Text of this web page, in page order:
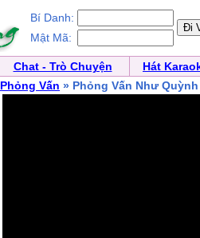
Bí Danh:
Mật Mã:
Chat - Trò Chuyện
Hát
Phỏng Vấn » Phỏng Vấn Như Quỳnh